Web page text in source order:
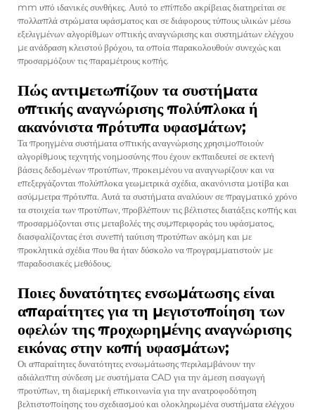
mm υπό ιδανικές συνθήκες. Αυτό το επίπεδο ακρίβειας διατηρείται σε
πολλαπλά στρώματα υφάσματος και σε διάφορους τύπους υλικών μέσω
εξελιγμένων αλγορίθμων οπτικής αναγνώρισης και συστημάτων ελέγχου
με ανάδραση κλειστού βρόχου, τα οποία παρακολουθούν συνεχώς και
προσαρμόζουν τις παραμέτρους κοπής.
Πώς αντιμετωπίζουν τα συστήματα
οπτικής αναγνώρισης πολύπλοκα ή
ακανόνιστα πρότυπα υφασμάτων;
Τα προηγμένα συστήματα οπτικής αναγνώρισης χρησιμοποιούν
αλγορίθμους τεχνητής νοημοσύνης που έχουν εκπαιδευτεί σε εκτενή
βάσεις δεδομένων προτύπων, προκειμένου να αναγνωρίζουν και να
επεξεργάζονται πολύπλοκα γεωμετρικά σχέδια, ακανόνιστα μοτίβα και
ασύμμετρα πρότυπα. Αυτά τα συστήματα αναλύουν σε πραγματικό χρόνο
τα στοιχεία των προτύπων, προβλέπουν τις βέλτιστες διατάξεις κοπής και
προσαρμόζονται στις μεταβολές της συμπεριφοράς του υφάσματος,
διασφαλίζοντας έτσι συνεπή ταύτιση προτύπων ακόμη και με
προκλητικά σχέδια που θα ήταν δύσκολο να προγραμματιστούν με
παραδοσιακές μεθόδους.
Ποιες δυνατότητες ενσωμάτωσης είναι
απαραίτητες για τη μεγιστοποίηση των
οφελών της προχωρημένης αναγνώρισης
εικόνας στην κοπή υφασμάτων;
Οι απαραίτητες δυνατότητες ενσωμάτωσης περιλαμβάνουν την
αδιάλειπτη σύνδεση με συστήματα CAD για την άμεση εισαγωγή
προτύπων, τη διαμερική επικοινωνία για την ανατροφοδότηση
βελτιστοποίησης του σχεδιασμού και ολοκληρωμένα συστήματα ελέγχου